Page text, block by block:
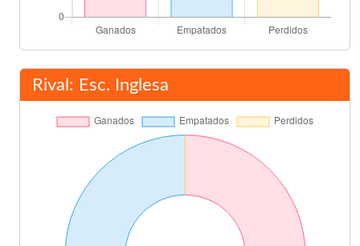
Rival: Esc. Inglesa